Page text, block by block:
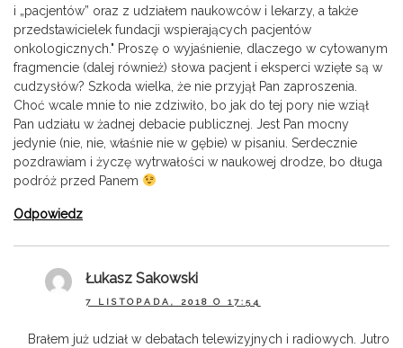
i „pacjentów” oraz z udziałem naukowców i lekarzy, a także
przedstawicielek fundacji wspierających pacjentów
onkologicznych." Proszę o wyjaśnienie, dlaczego w cytowanym
fragmencie (dalej również) słowa pacjent i eksperci wzięte są w
cudzysłów? Szkoda wielka, że nie przyjął Pan zaproszenia.
Choć wcale mnie to nie zdziwiło, bo jak do tej pory nie wziął
Pan udziału w żadnej debacie publicznej. Jest Pan mocny
jedynie (nie, nie, właśnie nie w gębie) w pisaniu. Serdecznie
pozdrawiam i życzę wytrwałości w naukowej drodze, bo długa
podróż przed Panem
Odpowiedz
Łukasz Sakowski
7 LISTOPADA, 2018 O 17:54
Brałem już udział w debatach telewizyjnych i radiowych. Jutro